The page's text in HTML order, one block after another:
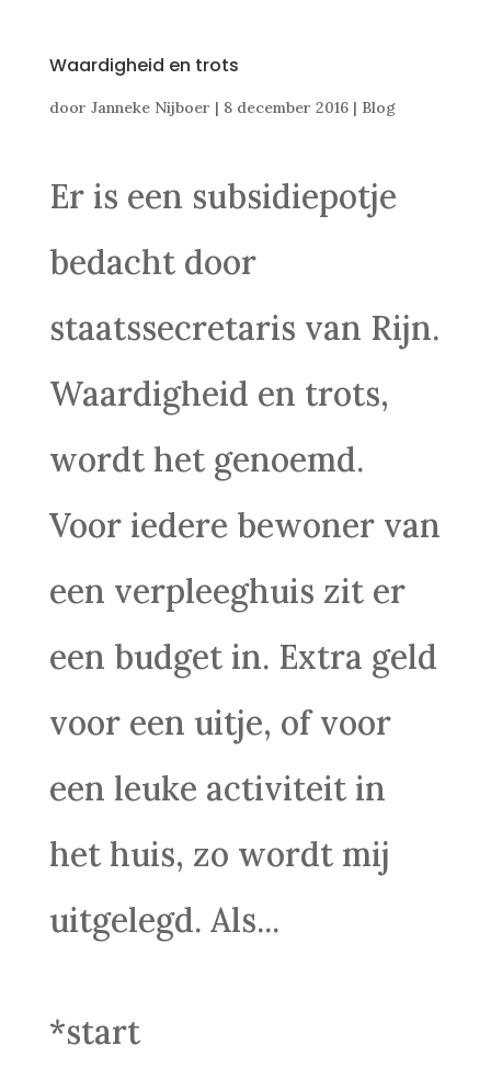
Waardigheid en trots
door Janneke Nijboer | 8 december 2016| Blog
Er is een subsidiepotje
bedacht door
staatssecretaris van Rijn.
Waardigheid en trots,
wordt het genoemd.
Voor iedere bewoner van
een verpleeghuis zit er
een budget in. Extra geld
voor een uitje, of voor
een leuke activiteit in
het huis, zo wordt mij
uitgelegd. Als...
*start